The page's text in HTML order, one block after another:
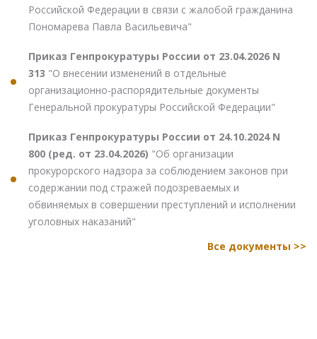
Российской Федерации в связи с жалобой гражданина
Пономарева Павла Васильевича"
Приказ Генпрокуратуры России от 23.04.2026 N
313 "О внесении изменений в отдельные
организационно-распорядительные документы
Генеральной прокуратуры Российской Федерации"
Приказ Генпрокуратуры России от 24.10.2024 N
800 (ред. от 23.04.2026) "Об организации
прокурорского надзора за соблюдением законов при
содержании под стражей подозреваемых и
обвиняемых в совершении преступлений и исполнении
уголовных наказаний"
Все документы >>